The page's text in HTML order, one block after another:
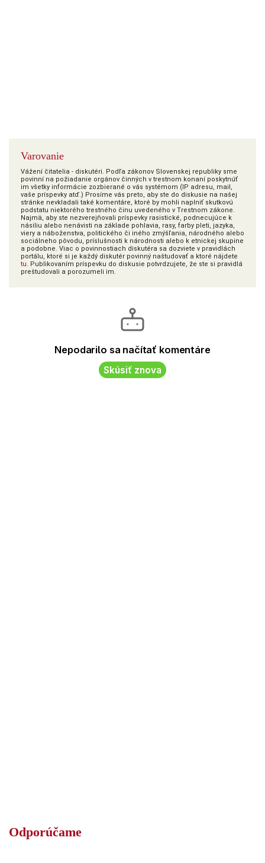
Varovanie
Vážení čitatelia - diskutéri. Podľa zákonov Slovenskej republiky sme
povinní na požiadanie orgánov činných v trestnom konaní poskytnúť
im všetky informácie zozbierané o vás systémom (IP adresu, mail,
vaše príspevky atď.) Prosíme vás preto, aby ste do diskusie na našej
stránke nevkladali také komentáre, ktoré by mohli naplniť skutkovú
podstatu niektorého trestného činu uvedeného v Trestnom zákone.
Najmä, aby ste nezverejňovali príspevky rasistické, podnecujúce k
násiliu alebo nenávisti na základe pohlavia, rasy, farby pleti, jazyka,
viery a náboženstva, politického či iného zmýšľania, národného alebo
sociálneho pôvodu, príslušnosti k národnosti alebo k etnickej skupine
a podobne. Viac o povinnostiach diskutéra sa dozviete v pravidlách
portálu, ktoré si je každý diskutér povinný naštudovať a ktoré nájdete
tu. Publikovaním príspevku do diskusie potvrdzujete, že ste si pravidlá
preštudovali a porozumeli im.
Odporúčame